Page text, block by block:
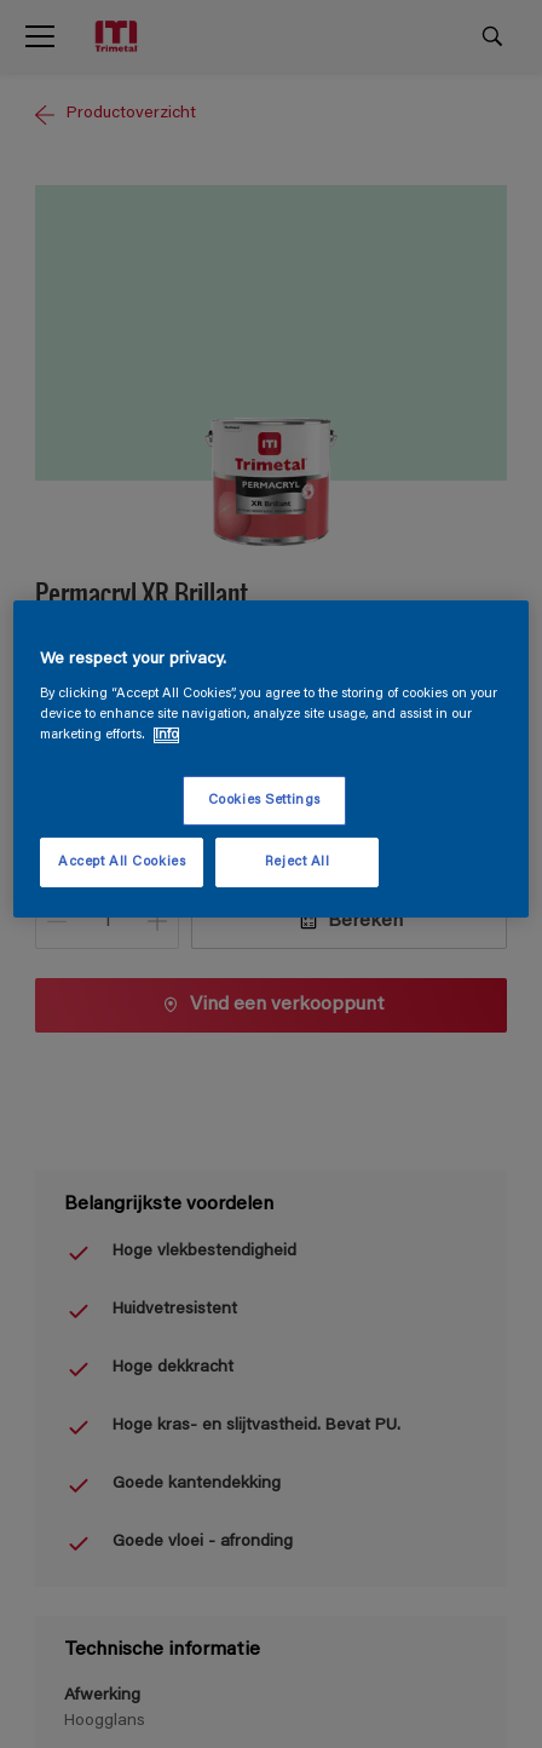
Productoverzicht
Permacryl XR Brillant
M4.07.83
Kleur wijzigen
Verfcalculator
Bereken
Vind een verkooppunt
Belangrijkste voordelen
Hoge vlekbestendigheid
Huidvetresistent
Hoge dekkracht
Hoge kras- en slijtvastheid. Bevat PU.
Goede kantendekking
Goede vloei - afronding
Technische informatie
Afwerking
Hoogglans
We respect your privacy.
By clicking “Accept All Cookies”, you agree to the storing of cookies on your
device to enhance site navigation, analyze site usage, and assist in our
marketing efforts.
Info
Cookies Settings
Reject All
Accept All Cookies